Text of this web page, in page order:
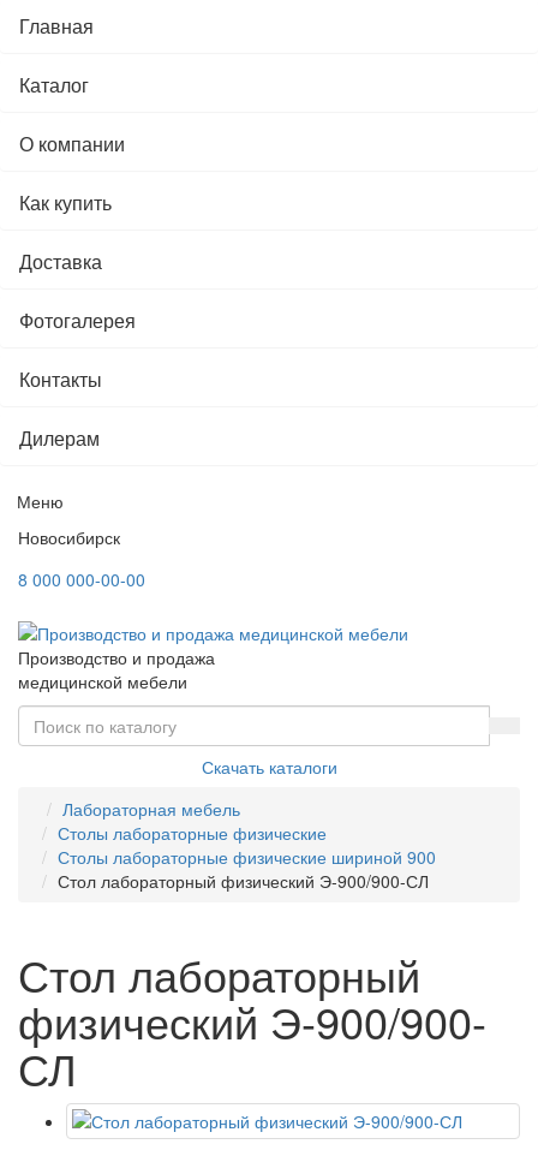
Главная
Каталог
О компании
Как купить
Доставка
Фотогалерея
Контакты
Дилерам
Меню
Новосибирск
8 000 000-00-00
Производство и продажа
медицинской мебели
Скачать каталоги
Лабораторная мебель
Столы лабораторные физические
Столы лабораторные физические шириной 900
Стол лабораторный физический Э-900/900-СЛ
Стол лабораторный
физический Э-900/900-
СЛ